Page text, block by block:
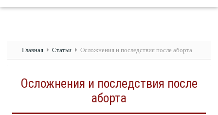
Главная Статьи Осложнения и последствия после аборта
Осложнения и последствия после
аборта